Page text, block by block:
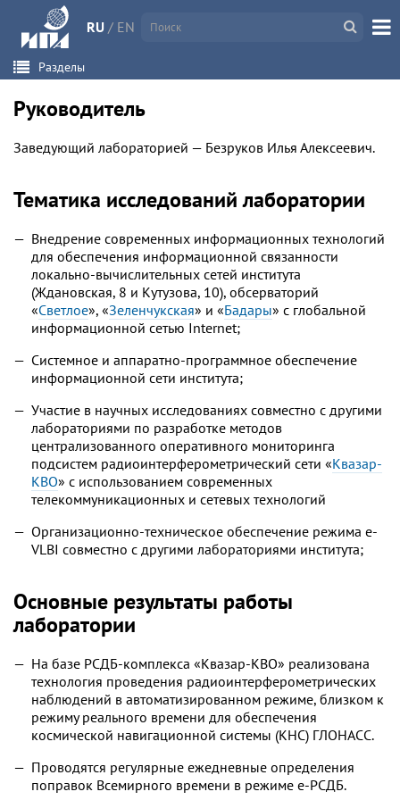
RU / EN
Разделы
Руководитель
Заведующий лабораторией — Безруков Илья Алексеевич.
Тематика исследований лаборатории
Внедрение современных информационных технологий
для обеспечения информационной связанности
локально-вычислительных сетей института
(Ждановская, 8 и Кутузова, 10), обсерваторий
«Светлое», «Зеленчукская» и «Бадары» с глобальной
информационной сетью Internet;
Системное и аппаратно-программное обеспечение
информационной сети института;
Участие в научных исследованиях совместно с другими
лабораториями по разработке методов
централизованного оперативного мониторинга
подсистем радиоинтерферометрический сети «Квазар-
КВО» с использованием современных
телекоммуникационных и сетевых технологий
Организационно-техническое обеспечение режима e-
VLBI совместно с другими лабораториями института;
Основные результаты работы
лаборатории
На базе РСДБ-комплекса «Квазар-КВО» реализована
технология проведения радиоинтерферометрических
наблюдений в автоматизированном режиме, близком к
режиму реального времени для обеспечения
космической навигационной системы (КНС) ГЛОНАСС.
Проводятся регулярные ежедневные определения
поправок Всемирного времени в режиме е-РСДБ.